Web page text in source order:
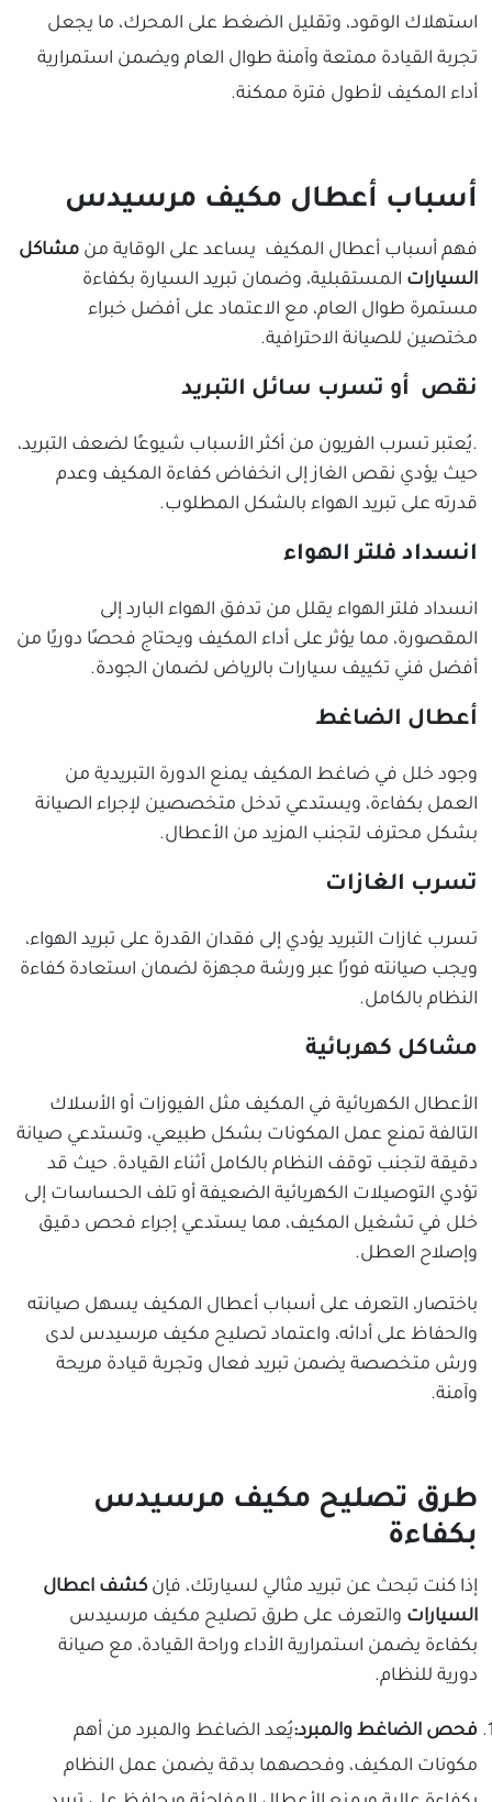
استهلاك الوقود، وتقليل الضغط على المحرك، ما يجعل
تجربة القيادة ممتعة وآمنة طوال العام ويضمن استمرارية
أداء المكيف لأطول فترة ممكنة.
أسباب أعطال مكيف مرسيدس
فهم أسباب أعطال المكيف يساعد على الوقاية منمشاكل
السيارات المستقبلية، وضمان تبريد السيارة بكفاءة
مستمرة طوال العام، مع الاعتماد على أفضل خبراء
مختصين للصيانة الاحترافية.
نقص أو تسرب سائل التبريد
.يُعتبر تسرب الفريون من أكثر الأسباب شيوعًا لضعف التبريد،
حيث يؤدي نقص الغاز إلى انخفاض كفاءة المكيف وعدم
قدرته على تبريد الهواء بالشكل المطلوب.
انسداد فلتر الهواء
انسداد فلتر الهواء يقلل من تدفق الهواء البارد إلى
المقصورة، مما يؤثر على أداء المكيف ويحتاج فحصًا دوريًا من
أفضل فني تكييف سيارات بالرياض لضمان الجودة.
أعطال الضاغط
وجود خلل في ضاغط المكيف يمنع الدورة التبريدية من
العمل بكفاءة، ويستدعي تدخل متخصصين لإجراء الصيانة
بشكل محترف لتجنب المزيد من الأعطال.
تسرب الغازات
تسرب غازات التبريد يؤدي إلى فقدان القدرة على تبريد الهواء،
ويجب صيانته فورًا عبر ورشة مجهزة لضمان استعادة كفاءة
النظام بالكامل.
مشاكل كهربائية
الأعطال الكهربائية في المكيف مثل الفيوزات أو الأسلاك
التالفة تمنع عمل المكونات بشكل طبيعي، وتستدعي صيانة
دقيقة لتجنب توقف النظام بالكامل أثناء القيادة. حيث قد
تؤدي التوصيلات الكهربائية الضعيفة أو تلف الحساسات إلى
خلل في تشغيل المكيف، مما يستدعي إجراء فحص دقيق
وإصلاح العطل.
باختصار، التعرف على أسباب أعطال المكيف يسهل صيانته
والحفاظ على أدائه، واعتماد تصليح مكيف مرسيدس لدى
ورش متخصصة يضمن تبريد فعال وتجربة قيادة مريحة
وآمنة.
طرق تصليح مكيف مرسيدس
بكفاءة
إذا كنت تبحث عن تبريد مثالي لسيارتك، فإنكشف اعطال
السيارات والتعرف على طرق تصليح مكيف مرسيدس
بكفاءة يضمن استمرارية الأداء وراحة القيادة، مع صيانة
دورية للنظام.
فحص الضاغط والمبرد:يُعد الضاغط والمبرد من أهم
مكونات المكيف، وفحصهما بدقة يضمن عمل النظام